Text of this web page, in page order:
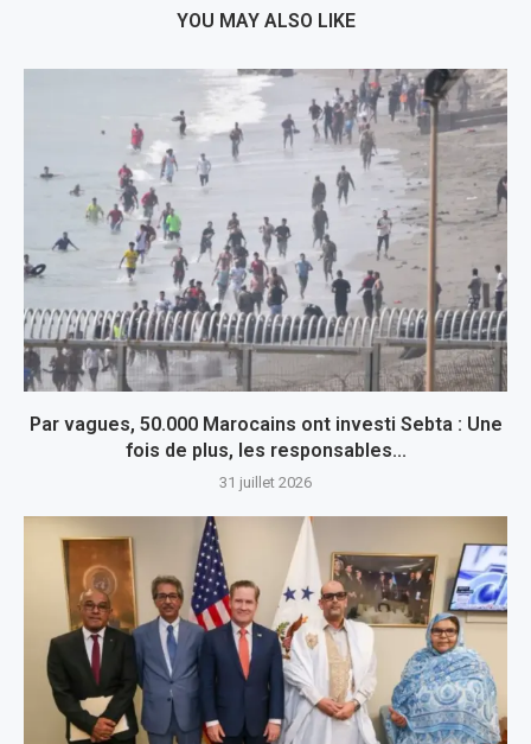
YOU MAY ALSO LIKE
Par vagues, 50.000 Marocains ont investi Sebta : Une
fois de plus, les responsables...
31 juillet 2026